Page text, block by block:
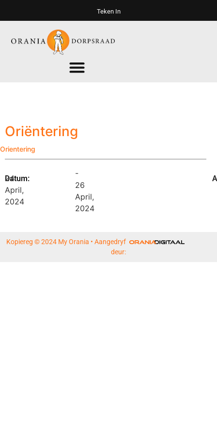
Teken In
Oriëntering
Orientering
Datum:
24
April,
2024
-
26
April,
2024
Kopiereg © 2024 My Orania • Aangedryf
deur: